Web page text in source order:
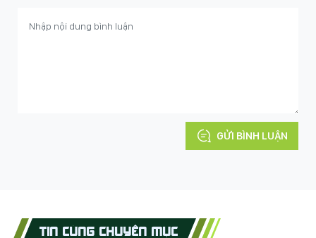
GỬI BÌNH LUẬN
TIN CÙNG CHUYÊN MỤC